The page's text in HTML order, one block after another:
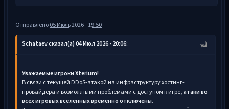
Отправлено05 Июль 2026 - 19:50
Schataev сказал(а) 04 Июл 2026 - 20:06:
Уважаемые игроки Xterium!
В связи с текущей DDoS-атакой на инфраструктуру хостинг-
провайдера и возможными проблемами с доступом к игре,атаки во
всех игровых вселенных временно отключены.